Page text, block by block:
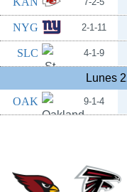
NYG 2-1-11
SLC 4-1-9
Lunes
OAK
9-1-4